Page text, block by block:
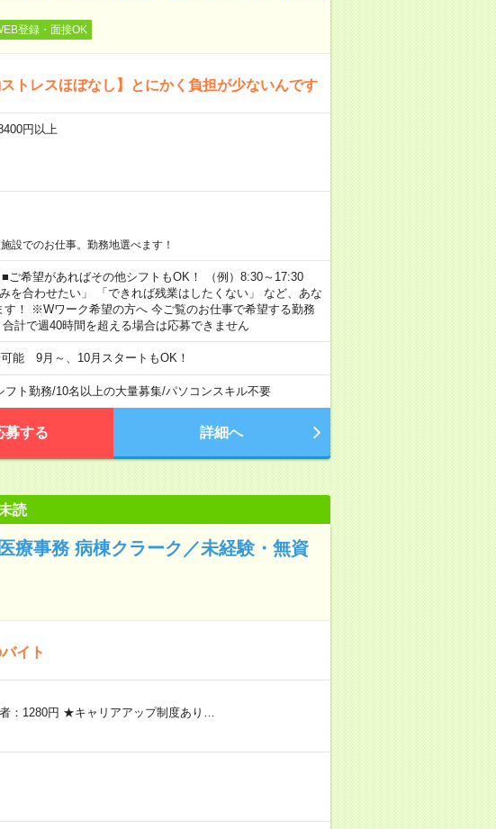
登録・面接OK
トレスほぼなし】とにかく負担が少ないんです
円以上
設でのお仕事。勤務地選べます！
ご希望があればその他シフトもOK！ （例）8:30～17:30
わせたい」 「できれば残業はしたくない」 など、あな
す！ ※Wワーク希望の方へ 今ご覧のお仕事で希望する勤務
計で週40時間を超える場合は応募できません
能 9月～、10月スタートもOK！
フト勤務/10名以上の大量募集/パソコンスキル不要
募する 詳細へ
読
療事務 病棟クラーク／未経験・無資
イト
：1280円 ★キャリアアップ制度あり…